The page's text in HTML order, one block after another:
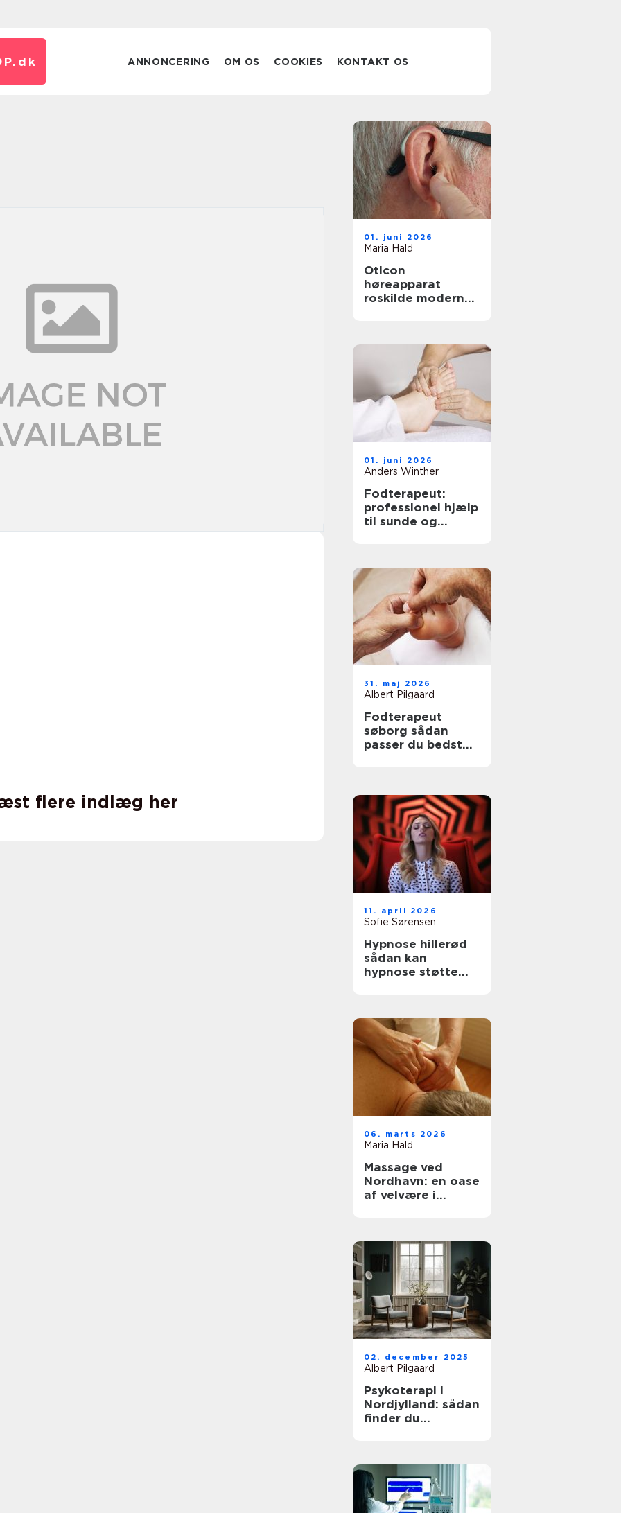
dk ANNONCERING OM OS COOKIES KONTAKT OS
flere indlæg her
01. juni 2026
Maria Hald
Oticon
høreapparat
roskilde moderne
01. juni 2026
Anders Winther
Fodterapeut:
professionel hjælp
til sunde og
31. maj 2026
Albert Pilgaard
Fodterapeut
søborg sådan
passer du bedst
11. april 2026
Sofie Sørensen
Hypnose hillerød
sådan kan
hypnose støtte
06. marts 2026
Maria Hald
Massage ved
Nordhavn: en oase
af velvære i
02. december 2025
Albert Pilgaard
Psykoterapi i
Nordjylland: sådan
finder du